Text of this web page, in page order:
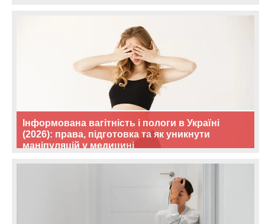
Інформована вагітність і пологи в Україні
(2026): права, підготовка та як уникнути
маніпуляцій у медицині